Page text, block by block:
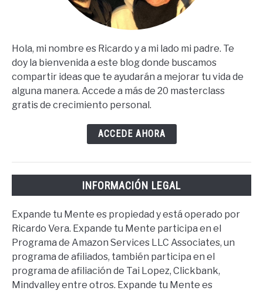
Hola, mi nombre es Ricardo y a mi lado mi padre. Te
doy la bienvenida a este blog donde buscamos
compartir ideas que te ayudarán a mejorar tu vida de
alguna manera. Accede a más de 20 masterclass
gratis de crecimiento personal.
ACCEDE AHORA
INFORMACIÓN LEGAL
Expande tu Mente es propiedad y está operado por
Ricardo Vera. Expande tu Mente participa en el
Programa de Amazon Services LLC Associates, un
programa de afiliados, también participa en el
programa de afiliación de Tai Lopez, Clickbank,
Mindvalley entre otros. Expande tu Mente es